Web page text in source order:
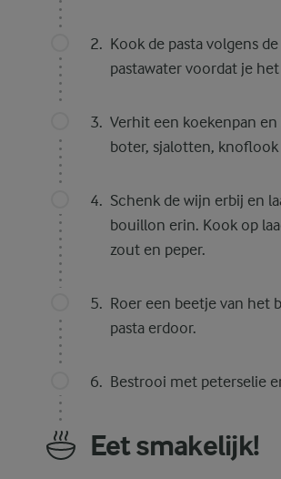
Kook de pasta volgens
pastawater voordat je
Verhit een koekenpan
boter, sjalotten,
Schenk de wijn erbij en
bouillon erin. Kook op
zout en peper.
Roer een beetje van het
pasta erdoor.
Bestrooi met peterselie
Eet smakelijk!